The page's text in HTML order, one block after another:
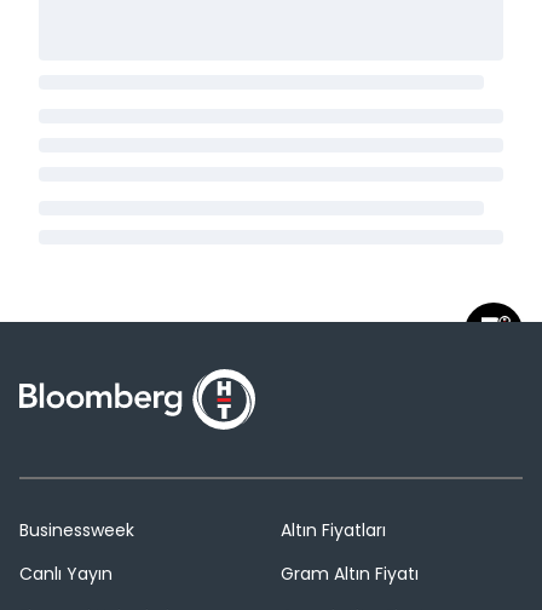
Businessweek
Canlı Yayın
Altın Fiyatları
Gram Altın Fiyatı